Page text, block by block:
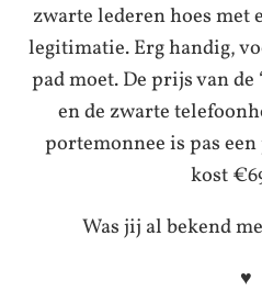
zwarte lederen hoes met
legitimatie. Erg handig,
pad moet. De prijs van de
en de zwarte
portemonnee is pas
kost
Was jij al bekend
♥